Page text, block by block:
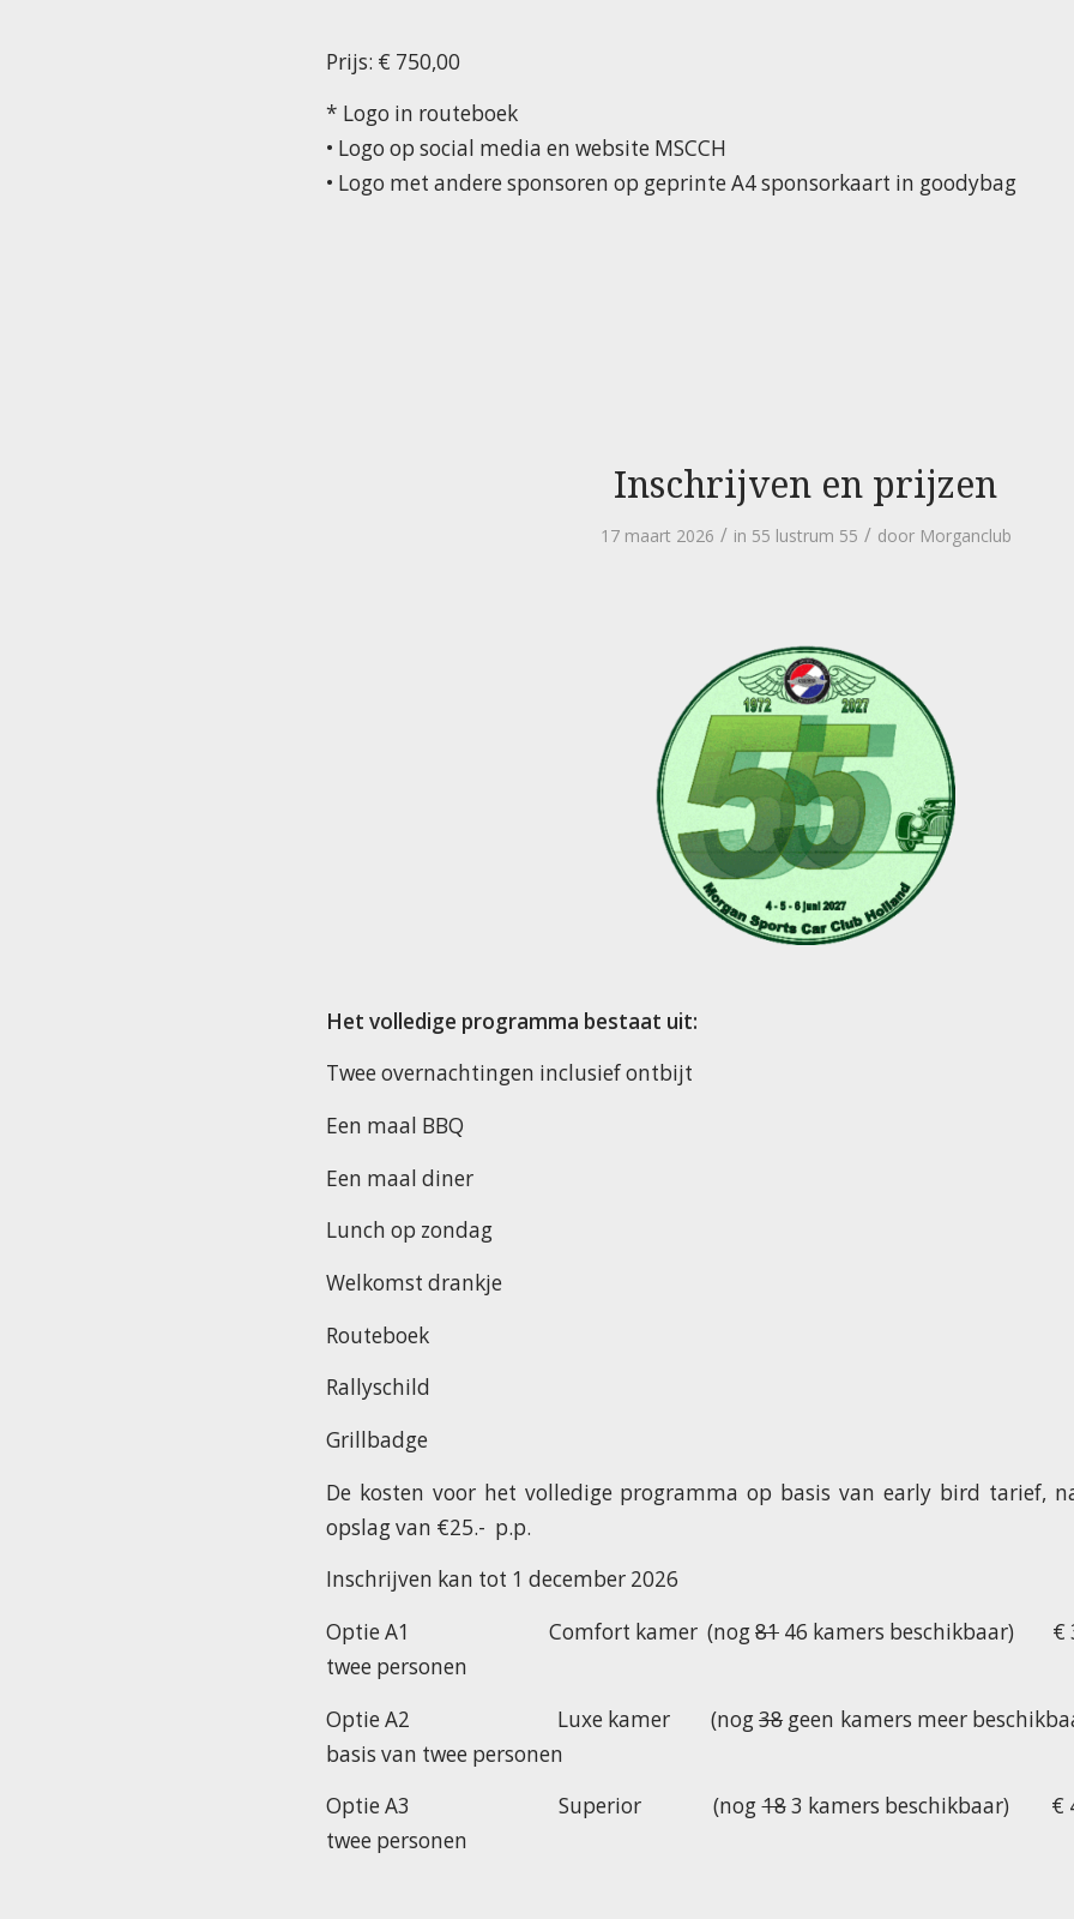
Prijs: € 750,00
* Logo in routeboek
• Logo op social media en website MSCCH
• Logo met andere sponsoren op geprinte A4 sponsorkaart in goodybag
Inschrijven en prijzen
17 maart 2026 / in 55 lustrum 55 / door Morganclub
Het volledige programma bestaat uit:
Twee overnachtingen inclusief ontbijt
Een maal BBQ
Een maal diner
Lunch op zondag
Welkomst drankje
Routeboek
Rallyschild
Grillbadge
De kosten voor het volledige programma op basis van early bird tarief,
opslag van €25.- p.p.
Inschrijven kan tot 1 december 2026
Optie A1 Comfort kamer (nog81 46 kamers beschikbaar) €
twee personen
Optie A2 Luxe kamer (nog38geen kamers meer
basis van twee personen
Optie A3 Superior (nog183 kamers beschikbaar) €
twee personen